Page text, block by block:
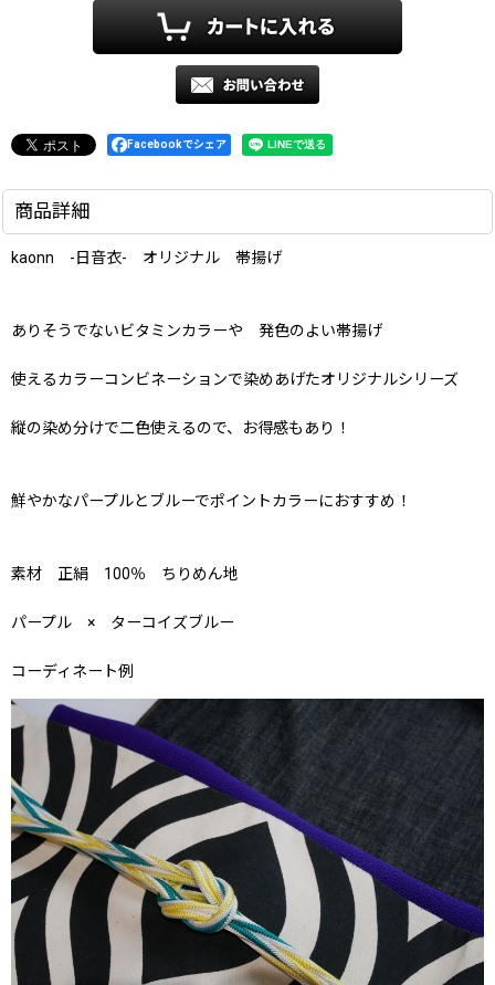
Facebookでシェア
商品詳細
kaonn -日音衣- オリジナル 帯揚げ
ありそうでないビタミンカラーや 発色のよい帯揚げ
使えるカラーコンビネーションで染めあげたオリジナルシリーズ
縦の染め分けで二色使えるので、お得感もあり！
鮮やかなパープルとブルーでポイントカラーにおすすめ！
素材 正絹 100％ ちりめん地
パープル × ターコイズブルー
コーディネート例